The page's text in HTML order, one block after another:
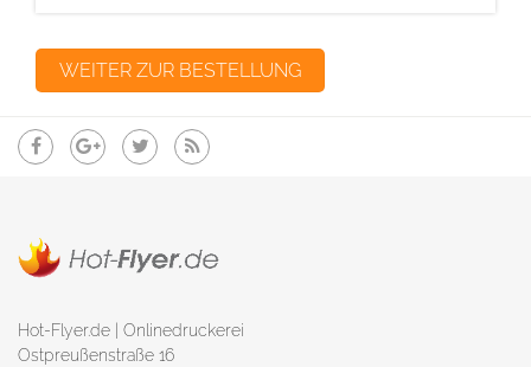
Hot-Flyer.de | Onlinedruckerei
Ostpreußenstraße 16